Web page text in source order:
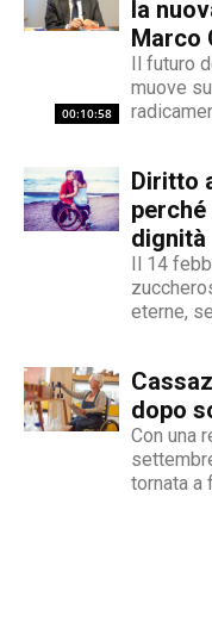
dei temi sociali:
deboli della
curiosità.
redattore
00:10:58
la
Marco
Il futuro
muove
ha
gestione...
Diritto
perché
dignità
Il 14
eterne,
ma...
dopo
Con una
tornata a